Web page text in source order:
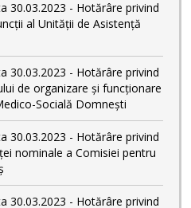
30.03.2023 - Hotărâre privind
al Unității de Asistență
30.03.2023 - Hotărâre privind
de organizare și funcționare
Socială Domnești
30.03.2023 - Hotărâre privind
nominale a Comisiei pentru
30.03.2023 - Hotărâre privind